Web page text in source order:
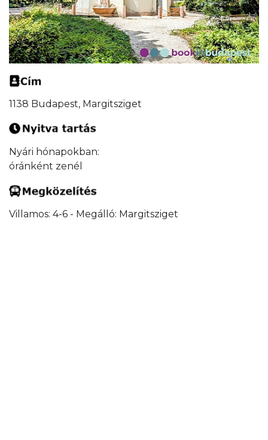
1138 Budapest, Margitsziget
Nyári hónapokban:
óránként zenél
Villamos: 4-6 - Megálló: Margitsziget